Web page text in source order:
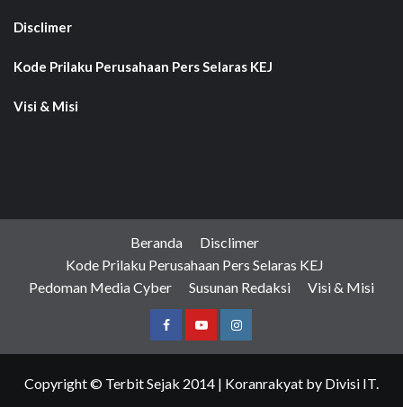
Disclimer
Kode Prilaku Perusahaan Pers Selaras KEJ
Visi & Misi
Beranda
Disclimer
Kode Prilaku Perusahaan Pers Selaras KEJ
Pedoman Media Cyber
Susunan Redaksi Visi & Misi
FacebookYoutubeInstagram
Copyright © Terbit Sejak 2014 | Koranrakyat by Divisi IT.